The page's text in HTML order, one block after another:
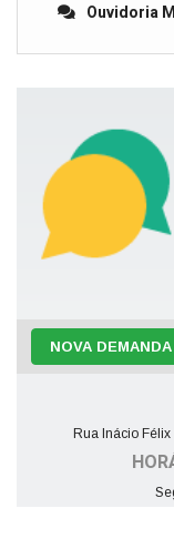
Ouvidoria
NOVA DEMANDA
Rua Inácio